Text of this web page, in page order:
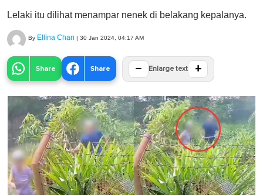
Lelaki itu dilihat menampar nenek di belakang kepalanya.
By Ellina Chan | 30 Jan 2024, 04:17 AM
Share Share − Enlarge text +